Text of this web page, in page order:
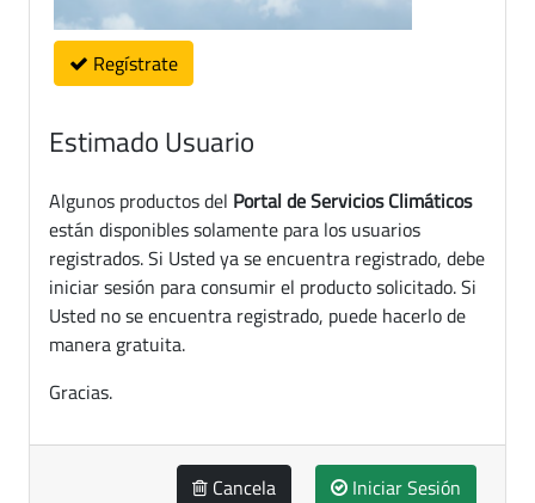
Regístrate
Estimado Usuario
Algunos productos del Portal de Servicios Climáticos
están disponibles solamente para los usuarios
registrados. Si Usted ya se encuentra registrado, debe
iniciar sesión para consumir el producto solicitado. Si
Usted no se encuentra registrado, puede hacerlo de
manera gratuita.
Gracias.
Cancela Iniciar Sesión